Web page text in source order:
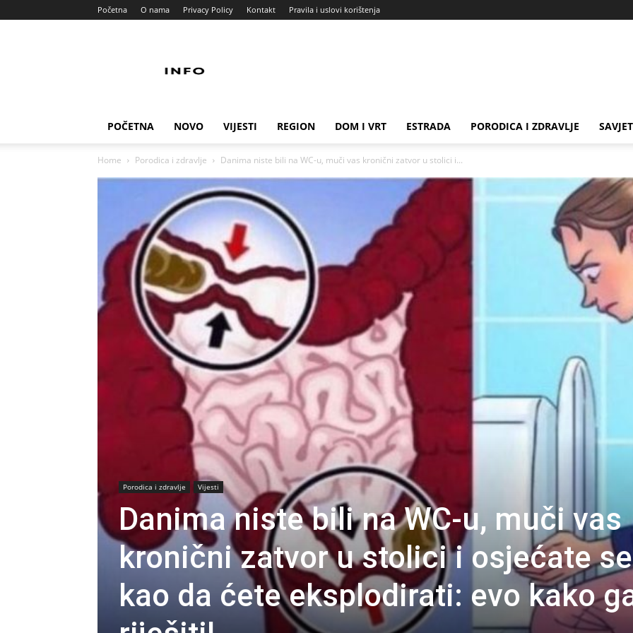
Početna O nama Privacy Policy Kontakt Pravila i uslovi korištenja
POČETNA NOVO VIJESTI REGION DOM I VRT ESTRADA PORODICA I ZDRAVLJE
Home Porodica i zdravlje Danima niste bili na WC-u, muči vas kronični zatvor u stolici i...
Porodica i zdravlje Vijesti
Danima niste bili na WC-u, muči vas
kronični zatvor u stolici i osjećate se
kao da ćete eksplodirati: evo kako